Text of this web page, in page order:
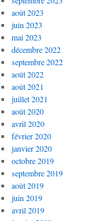
août 2023
juin 2023
mai 2023
décembre 2022
septembre 2022
août 2022
août 2021
juillet 2021
août 2020
avril 2020
février 2020
janvier 2020
octobre 2019
septembre 2019
août 2019
juin 2019
avril 2019